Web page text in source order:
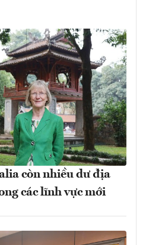
còn nhiều dư địa
các lĩnh vực mới